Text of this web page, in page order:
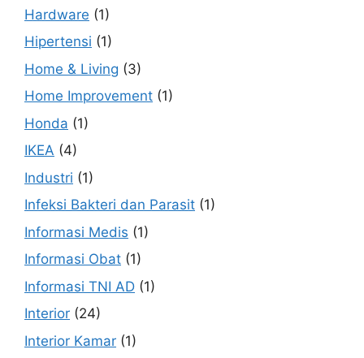
Hardware (1)
Hipertensi (1)
Home & Living (3)
Home Improvement (1)
Honda (1)
IKEA (4)
Industri (1)
Infeksi Bakteri dan Parasit (1)
Informasi Medis (1)
Informasi Obat (1)
Informasi TNI AD (1)
Interior (24)
Interior Kamar (1)